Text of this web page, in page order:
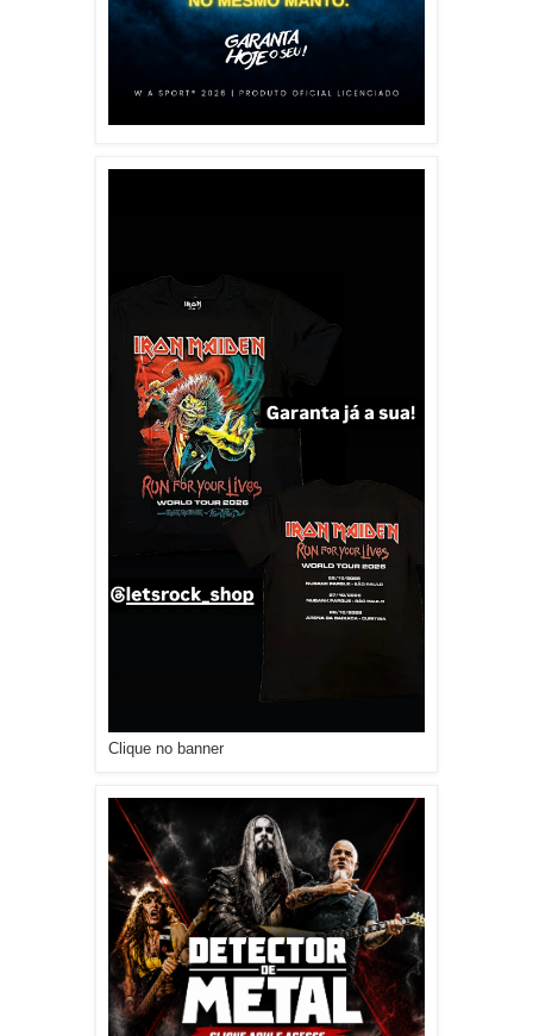
Clique no banner